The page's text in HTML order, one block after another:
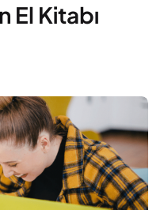
El Kitabı